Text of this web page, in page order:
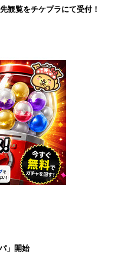
観覧をチケプラにて受付！
」開始